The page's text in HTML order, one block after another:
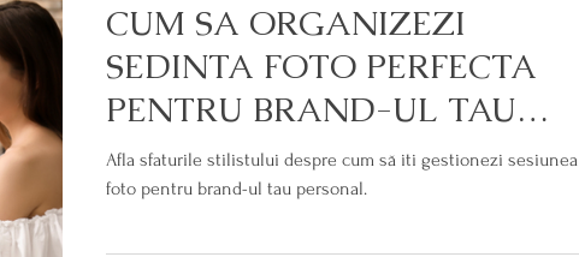
CUM SA ORGANIZEZI
SEDINTA FOTO PERFECTA
PENTRU BRAND-UL TAU
PERSONAL
Afla sfaturile stilistului despre cum să iti gestionezi sesiunea
foto pentru brand-ul tau personal.